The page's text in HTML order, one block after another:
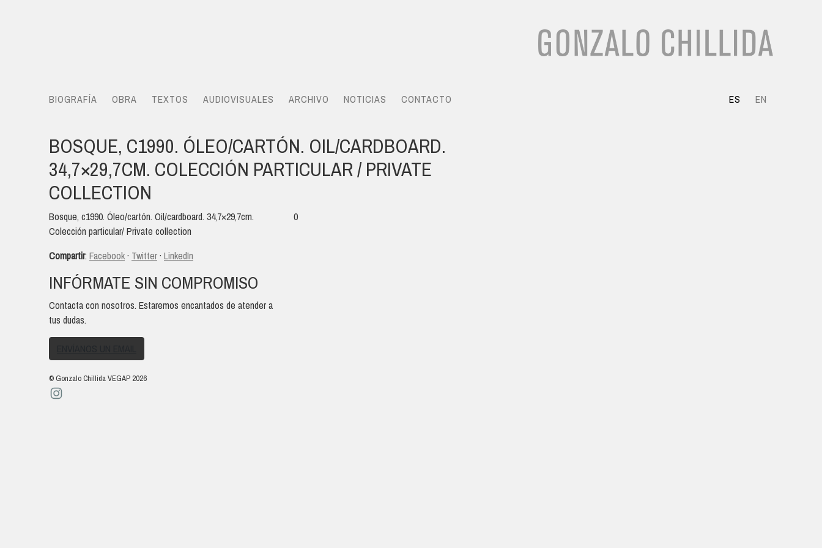
BIOGRAFÍA OBRA TEXTOS AUDIOVISUALES ARCHIVO NOTICIAS CONTACTO ES EN
BOSQUE, C1990. ÓLEO/CARTÓN. OIL/CARDBOARD.
34,7×29,7CM. COLECCIÓN PARTICULAR / PRIVATE
COLLECTION
Bosque, c1990. Óleo/cartón. Oil/cardboard. 34,7×29,7cm.
Colección particular/ Private collection
Compartir: Facebook· Twitter· LinkedIn
INFÓRMATE SIN COMPROMISO
Contacta con nosotros. Estaremos encantados de atender a
tus dudas.
0
© Gonzalo Chillida VEGAP 2026